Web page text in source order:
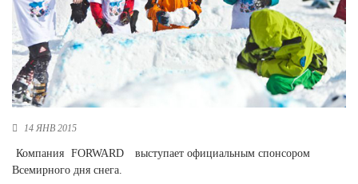
Новосибирская область (3)
Омская область (5)
Республика Башкортостан (3)
Республика Крым (1)
Республика Татарстан (2)
Ростовская область (2)
Самарская область (1)
Санкт-Петербург и ЛО (3)
14 ЯНВ 2015
Компания FORWARD
выступает официальным спонсором
Всемирного дня снега.